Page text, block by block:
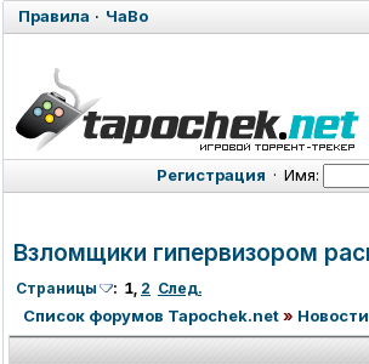
Правила · ЧаВо
Регистрация · Имя:
Взломщики гипервизором
Страницы : 1, 2 След.
Список форумов Tapochek.net» Новости